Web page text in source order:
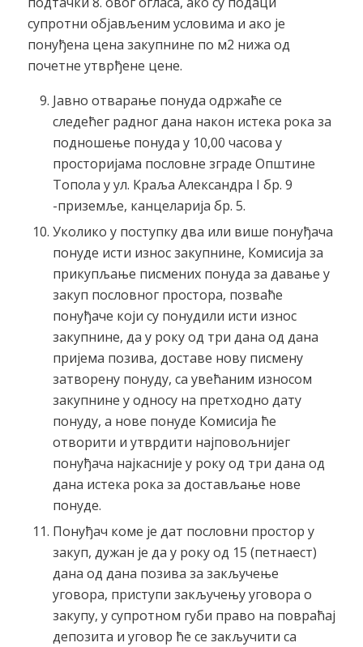
супротни објављеним условима и ако је
понуђена цена закупнине по м2 нижа од
почетне утврђене цене.
Јавно отварање понуда одржаће се
следећег радног дана након истека рока за
подношење понуда у 10,00 часова у
просторијама пословне зграде Општине
Топола у ул. Краља Александра I бр. 9
-приземље, канцеларија бр. 5.
Уколико у поступку два или више понуђача
понуде исти износ закупнине, Комисија за
прикупљање писмених понуда за давање у
закуп пословног простора, позваће
понуђаче који су понудили исти износ
закупнине, да у року од три дана од дана
пријема позива, доставе нову писмену
затворену понуду, са увећаним износом
закупнине у односу на претходно дату
понуду, а нове понуде Комисија ће
отворити и утврдити најповољнијег
понуђача најкасније у року од три дана од
дана истека рока за достављање нове
понуде.
Понуђач коме је дат пословни простор у
закуп, дужан је да у року од 15 (петнаест)
дана од дана позива за закључење
уговора, приступи закључењу уговора о
закупу, у супротном губи право на повраћај
депозита и уговор ће се закључити са